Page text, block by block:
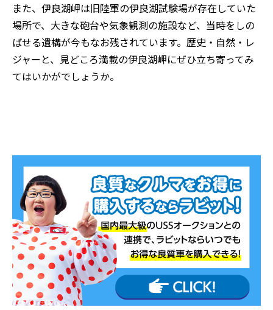
また、伊良湖岬は旧陸軍の伊良湖試験場が存在していた
場所で、大きな砲台や気象観測の施設など、当時をしの
ばせる遺構が今もなお残されています。歴史・自然・レ
ジャーと、見どころ満載の伊良湖岬にぜひ立ち寄ってみ
てはいかがでしょうか。